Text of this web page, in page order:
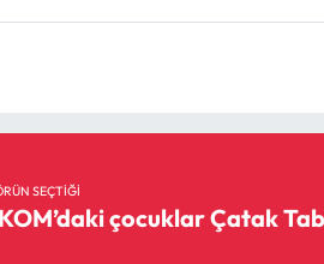
SEÇTIĞI
çocuklar Çatak